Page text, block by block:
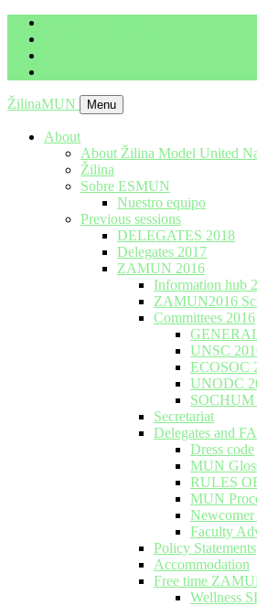
ŽilinaMUN Menu
About
About Žilina Model United
Žilina
Sobre ESMUN
Nuestro equipo
Previous sessions
DELEGATES 2018
Delegates 2017
ZAMUN 2016
Information hub
ZAMUN2016
Committees 2016
UNSC
ECOSOC
UNODC
SOCHUM
Secretariat
Delegates and FA
Dress code
MUN
RULES
MUN
Newcomer
Faculty
Policy Statements
Accommodation
Free time
Wellness